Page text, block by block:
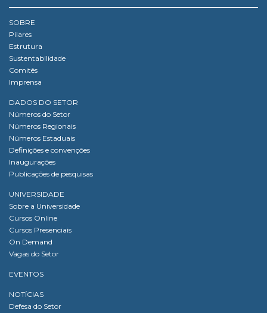
SOBRE
Pilares
Estrutura
Sustentabilidade
Comitês
Imprensa
DADOS DO SETOR
Números do Setor
Números Regionais
Números Estaduais
Definições e convenções
Inaugurações
Publicações de pesquisas
UNIVERSIDADE
Sobre a Universidade
Cursos Online
Cursos Presenciais
On Demand
Vagas do Setor
EVENTOS
NOTÍCIAS
Defesa do Setor